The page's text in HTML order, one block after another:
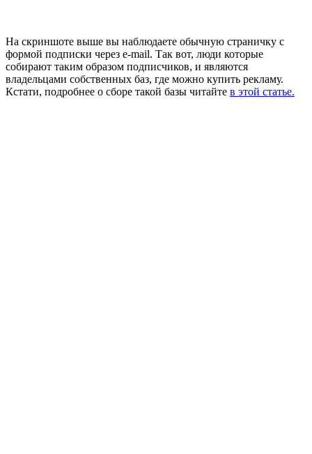
На скриншоте выше вы наблюдаете обычную страничку с
формой подписки через e-mail. Так вот, люди которые
собирают таким образом подписчиков, и являются
владельцами собственных баз, где можно купить рекламу.
Кстати, подробнее о сборе такой базы читайте в этой статье.